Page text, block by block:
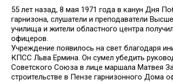
55 лет назад, 8 мая 1971 года в канун Дня
гарнизона, слушатели и преподаватели
училища и жители областного центра
офицеров.
Учреждение появилось на свет благодаря
КПСС Льва Ермина. Он сумел убедить
Советского Союза в лице маршала Матвея
строительстве в Пензе гарнизонного Дома